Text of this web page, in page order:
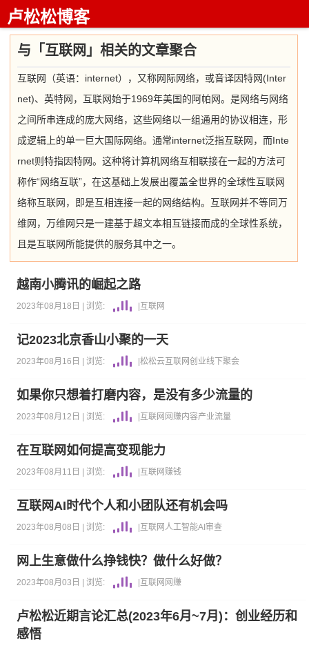
卢松松博客
与「互联网」相关的文章聚合
互联网（英语：internet），又称网际网络，或音译因特网(Inter
net)、英特网，互联网始于1969年美国的阿帕网。是网络与网络
之间所串连成的庞大网络，这些网络以一组通用的协议相连，形
成逻辑上的单一巨大国际网络。通常internet泛指互联网，而Inte
rnet则特指因特网。这种将计算机网络互相联接在一起的方法可
称作“网络互联”，在这基础上发展出覆盖全世界的全球性互联网
络称互联网，即是互相连接一起的网络结构。互联网并不等同万
维网，万维网只是一建基于超文本相互链接而成的全球性系统，
且是互联网所能提供的服务其中之一。
越南小腾讯的崛起之路
2023年08月18日 | 浏览: 互联网
记2023北京香山小聚的一天
2023年08月16日 | 浏览: |松松云互联网创业线下聚会
如果你只想着打磨内容，是没有多少流量的
2023年08月12日 | 浏览: 互联网 网赚内容产业流量
在互联网如何提高变现能力
2023年08月11日 | 浏览: 互联网 赚钱
互联网AI时代个人和小团队还有机会吗
2023年08月08日 | 浏览: 互联网 人工智能AI 审查
网上生意做什么挣钱快？做什么好做？
2023年08月03日 | 浏览: 互联网 网赚
卢松松近期言论汇总(2023年6月~7月)：创业经历和
感悟